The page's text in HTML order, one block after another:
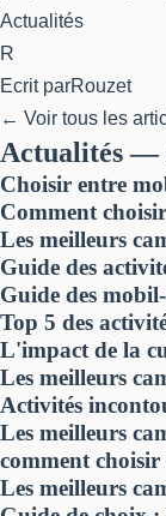
Actualités
R
Ecrit parRouzet
← Voir tous les
Actualités —
Choisir entre
Comment
Les meilleurs
Guide des
Guide des
Top 5 des
L'impact de la
Les meilleurs
Activités
Les meilleurs
comment choisir
Les meilleurs